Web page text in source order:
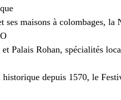
maisons à colombages, la
Palais Rohan, spécialités
depuis 1570, le